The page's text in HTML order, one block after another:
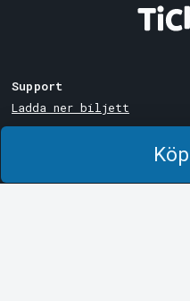
Support
Ladda ner biljett
Köp- och leveransvillkor
Integritetspolicy